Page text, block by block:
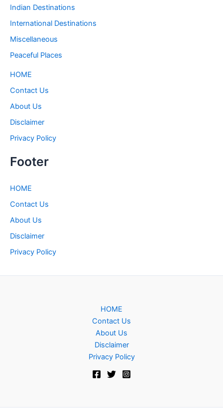
Indian Destinations
International Destinations
Miscellaneous
Peaceful Places
HOME
Contact Us
About Us
Disclaimer
Privacy Policy
Footer
HOME
Contact Us
About Us
Disclaimer
Privacy Policy
HOME
Contact Us
About Us
Disclaimer
Privacy Policy